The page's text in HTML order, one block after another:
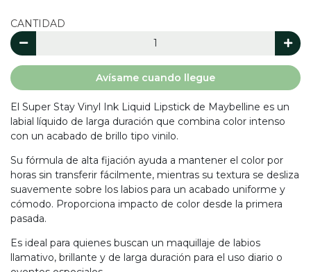
CANTIDAD
Avísame cuando llegue
El Super Stay Vinyl Ink Liquid Lipstick de Maybelline es un
labial líquido de larga duración que combina color intenso
con un acabado de brillo tipo vinilo.
Su fórmula de alta fijación ayuda a mantener el color por
horas sin transferir fácilmente, mientras su textura se desliza
suavemente sobre los labios para un acabado uniforme y
cómodo. Proporciona impacto de color desde la primera
pasada.
Es ideal para quienes buscan un maquillaje de labios
llamativo, brillante y de larga duración para el uso diario o